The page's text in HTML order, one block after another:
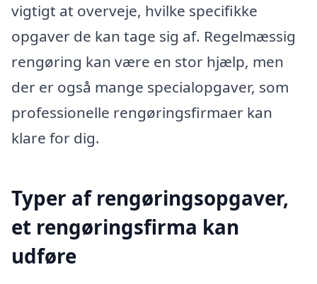
vigtigt at overveje, hvilke specifikke
opgaver de kan tage sig af. Regelmæssig
rengøring kan være en stor hjælp, men
der er også mange specialopgaver, som
professionelle rengøringsfirmaer kan
klare for dig.
Typer af rengøringsopgaver,
et rengøringsfirma kan
udføre